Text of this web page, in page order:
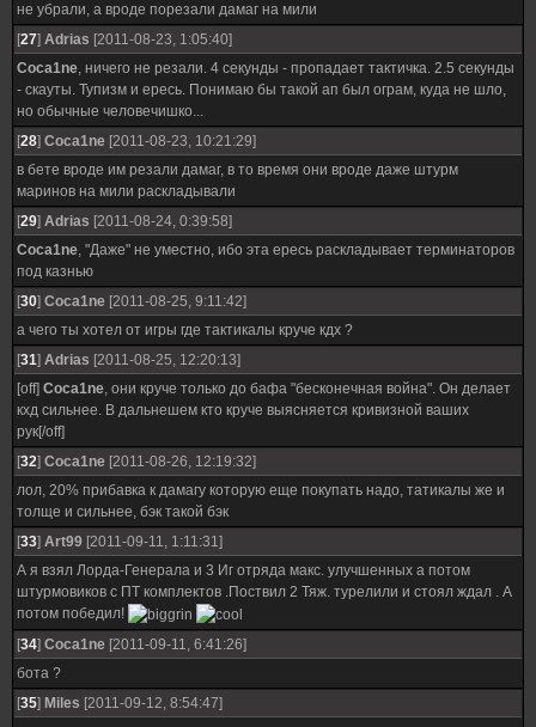
не убрали, а вроде порезали дамаг на мили
[27] Adrias [2011-08-23, 1:05:40]
Coca1ne, ничего не резали. 4 секунды - пропадает тактичка. 2.5 секунды
- скауты. Тупизм и ересь. Понимаю бы такой ап был ограм, куда не шло,
но обычные человечишко...
[28] Coca1ne [2011-08-23, 10:21:29]
в бете вроде им резали дамаг, в то время они вроде даже штурм
маринов на мили раскладывали
[29] Adrias [2011-08-24, 0:39:58]
Coca1ne, "Даже" не уместно, ибо эта ересь раскладывает терминаторов
под казнью
[30] Coca1ne [2011-08-25, 9:11:42]
а чего ты хотел от игры где тактикалы круче кдх ?
[31] Adrias [2011-08-25, 12:20:13]
[off] Coca1ne, они круче только до бафа "бесконечная война". Он делает
кхд сильнее. В дальнешем кто круче выясняется кривизной ваших
рук[/off]
[32] Coca1ne [2011-08-26, 12:19:32]
лол, 20% прибавка к дамагу которую еще покупать надо, татикалы же и
толще и сильнее, бэк такой бэк
[33] Art99 [2011-09-11, 1:11:31]
А я взял Лорда-Генерала и 3 Иг отряда макс. улучшенных а потом
штурмовиков с ПТ комплектов .Поствил 2 Тяж. турелили и стоял ждал . А
потом победил!
[34] Coca1ne [2011-09-11, 6:41:26]
бота ?
[35] Miles [2011-09-12, 8:54:47]